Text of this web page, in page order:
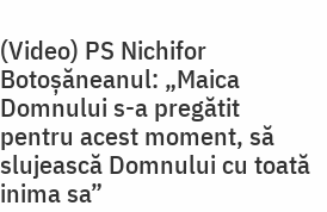
(Video) PS Nichifor
Botoșăneanul: „Maica
Domnului s-a pregătit
pentru acest moment, să
slujească Domnului cu toată
inima sa”